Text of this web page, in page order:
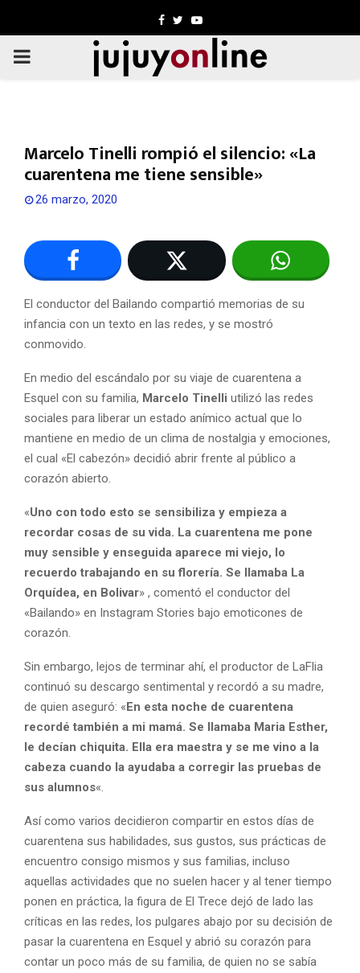
Facebook
TwitterYoutube
PRIMARY
Marcelo Tinelli rompió el silencio: «La
cuarentena me tiene sensible»
26 marzo, 2020
El conductor del Bailando compartió memorias de su
infancia con un texto en las redes, y se mostró
conmovido.
En medio del escándalo por su viaje de cuarentena a
Esquel con su familia, Marcelo Tinelli utilizó las redes
sociales para liberar un estado anímico actual que lo
mantiene en medio de un clima de nostalgia y emociones,
el cual «El cabezón» decidió abrir frente al público a
corazón abierto.
«Uno con todo esto se sensibiliza y empieza a
recordar cosas de su vida. La cuarentena me pone
muy sensible y enseguida aparece mi viejo, lo
recuerdo trabajando en su florería. Se llamaba La
Orquídea, en Bolivar» , comentó el conductor del
«Bailando» en Instagram Stories bajo emoticones de
corazón.
Sin embargo, lejos de terminar ahí, el productor de LaFlia
continuó su descargo sentimental y recordó a su madre,
de quien aseguró: «En esta noche de cuarentena
recordé también a mi mamá. Se llamaba Maria Esther,
le decían chiquita. Ella era maestra y se me vino a la
cabeza cuando la ayudaba a corregir las pruebas de
sus alumnos«.
Así como varios decidieron compartir en estos días de
cuarentena sus habilidades, sus gustos, sus prácticas de
encuentro consigo mismos y sus familias, incluso
aquellas actividades que no suelen hacer y al tener tiempo
ponen en práctica, la figura de El Trece dejó de lado las
críticas en las redes, los pulgares abajo por su decisión de
pasar la cuarentena en Esquel y abrió su corazón para
contar un poco más de su familia, de quien no se sabía